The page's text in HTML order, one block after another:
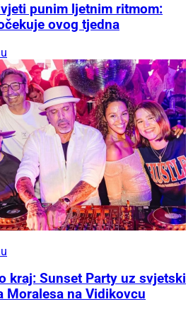
punim ljetnim ritmom:
ovog tjedna
kraj: Sunset Party uz svjetski
Moralesa na Vidikovcu